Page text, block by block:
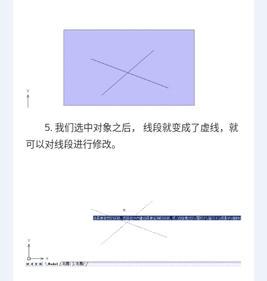
5. 我们选中对象之后， 线段就变成了虚线，就
可以对线段进行修改。